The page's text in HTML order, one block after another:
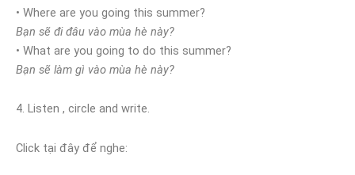
• Where are you going this summer?
Bạn sẽ đi đâu vào mùa hè này?
• What are you going to do this summer?
Bạn sẽ làm gì vào mùa hè này?
4. Listen , circle and write.
Click tại đây để nghe: